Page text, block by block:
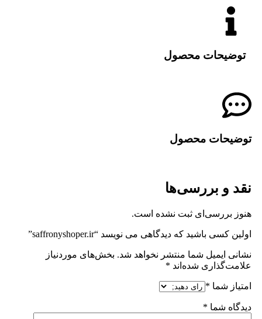
توضیحات محصول
توضیحات محصول
نقد و بررسی‌ها
هنوز بررسی‌ای ثبت نشده است.
اولین کسی باشید که دیدگاهی می نویسد “saffronyshoper.ir”
نشانی ایمیل شما منتشر نخواهد شد. بخش‌های موردنیاز
علامت‌گذاری شده‌اند *
امتیاز شما *
دیدگاه شما *